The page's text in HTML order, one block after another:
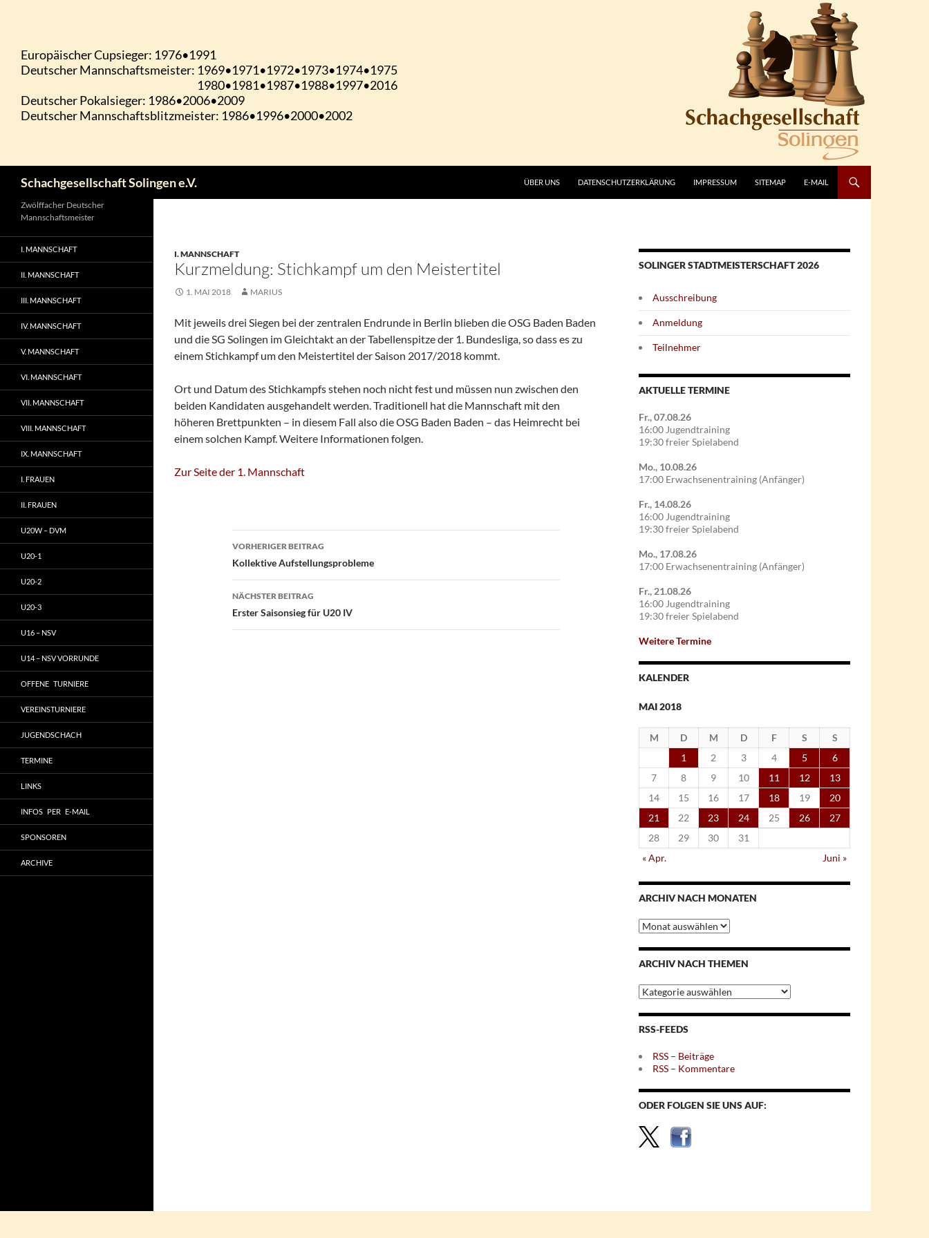
Schachgesellschaft Solingen e.V. ÜBER UNS DATENSCHUTZERKLÄRUNG IMPRESSUM SITEMAP E-MAIL
I. MANNSCHAFT
Kurzmeldung: Stichkampf um den Meistertitel
1. MAI 2018 MARIUS
Mit jeweils drei Siegen bei der zentralen Endrunde in Berlin blieben die OSG Baden Baden
und die SG Solingen im Gleichtakt an der Tabellenspitze der 1. Bundesliga, so dass es zu
einem Stichkampf um den Meistertitel der Saison 2017/2018 kommt.
Ort und Datum des Stichkampfs stehen noch nicht fest und müssen nun zwischen den
beiden Kandidaten ausgehandelt werden. Traditionell hat die Mannschaft mit den
höheren Brettpunkten – in diesem Fall also die OSG Baden Baden – das Heimrecht bei
einem solchen Kampf. Weitere Informationen folgen.
Zur Seite der 1. Mannschaft
Beitragsnavigation
VORHERIGER BEITRAG
Kollektive Aufstellungsprobleme
NÄCHSTER BEITRAG
Erster Saisonsieg für U20 IV
SOLINGER STADTMEISTERSCHAFT 2026
Ausschreibung
Anmeldung
Teilnehmer
AKTUELLE TERMINE
Fr., 07.08.26
16:00 Jugendtraining
19:30 freier Spielabend
Mo., 10.08.26
17:00 Erwachsenentraining (Anfänger)
Fr., 14.08.26
16:00 Jugendtraining
19:30 freier Spielabend
Mo., 17.08.26
17:00 Erwachsenentraining (Anfänger)
Fr., 21.08.26
16:00 Jugendtraining
19:30 freier Spielabend
Weitere Termine
KALENDER
MAI 2018
M D M D F S
S
1
2 3 4 5
6
7
8 9 10 11 12
13
14
15 16 17 18 19
20
21
22 23 24 25 26
27
28
29 30
31
« Apr.
Juni »
ARCHIV NACH MONATEN
Archiv
nach
Monaten
ARCHIV NACH THEMEN
Archiv
nach
Themen
RSS-FEEDS
RSS – Beiträge
RSS – Kommentare
ODER FOLGEN SIE UNS AUF:
Zwölffacher Deutscher
Mannschaftsmeister
I. MANNSCHAFT
II. MANNSCHAFT
III. MANNSCHAFT
IV. MANNSCHAFT
V. MANNSCHAFT
VI. MANNSCHAFT
VII. MANNSCHAFT
VIII. MANNSCHAFT
IX. MANNSCHAFT
I. FRAUEN
II. FRAUEN
U20W – DVM
U20-1
U20-2
U20-3
U16 – NSV
U14 – NSV VORRUNDE
OFFENE TURNIERE
VEREINSTURNIERE
JUGENDSCHACH
TERMINE
LINKS
INFOS PER E-MAIL
SPONSOREN
ARCHIVE